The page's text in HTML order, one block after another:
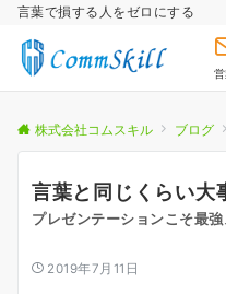
言葉で損する人をゼロにする
株式会社コムスキル ブログ
言葉と同じくらい大
プレゼンテーションこそ最
2019年7月11日